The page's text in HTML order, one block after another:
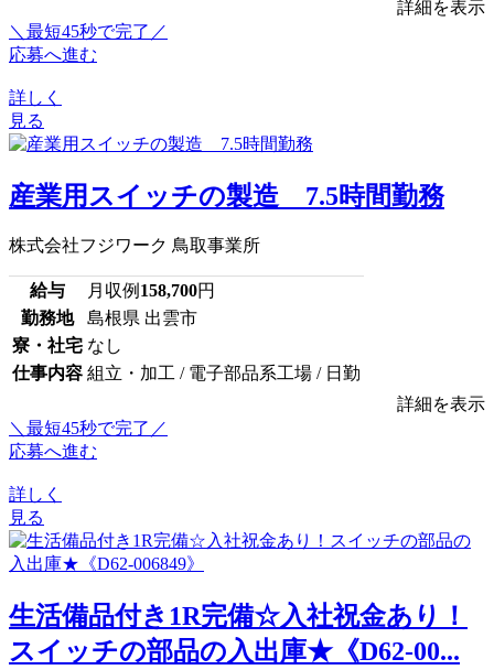
詳細を表示
＼最短45秒で完了／
応募へ進む
詳しく
見る
産業用スイッチの製造 7.5時間勤務
株式会社フジワーク 鳥取事業所
給与 月収例 158,700円
勤務地
島根県 出雲市
寮・社宅 なし
仕事内容 組立・加工 / 電子部品系工場 / 日勤
詳細を表示
＼最短45秒で完了／
応募へ進む
詳しく
見る
生活備品付き1R完備☆入社祝金あり！
スイッチの部品の入出庫★《D62-00...